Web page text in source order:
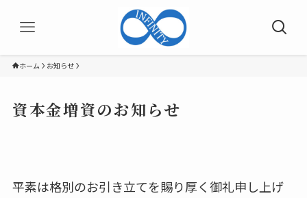
ホーム お知らせ
資本金増資のお知らせ
平素は格別のお引き立てを賜り厚く御礼申し上げ